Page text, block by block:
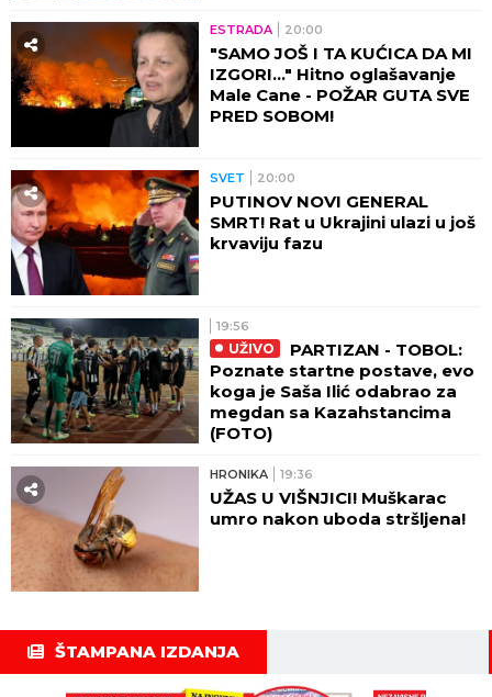
ESTRADA 20:00
"SAMO JOŠ I TA KUĆICA DA MI
IZGORI..." Hitno oglašavanje
Male Cane - POŽAR GUTA SVE
PRED SOBOM!
SVET 20:00
PUTINOV NOVI GENERAL
SMRT! Rat u Ukrajini ulazi u još
krvaviju fazu
19:56
UŽIVO
PARTIZAN - TOBOL:
Poznate startne postave, evo
koga je Saša Ilić odabrao za
megdan sa Kazahstancima
(FOTO)
HRONIKA 19:36
UŽAS U VIŠNJICI! Muškarac
umro nakon uboda stršljena!
ŠTAMPANA IZDANJA